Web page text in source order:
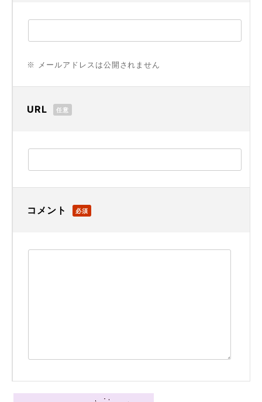
※ メールアドレスは公開されません
URL 任意
コメント 必須